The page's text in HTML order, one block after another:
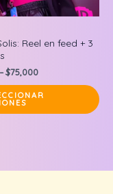
Reel en feed + 3
–$75,000